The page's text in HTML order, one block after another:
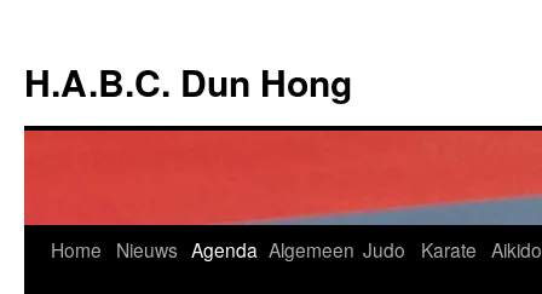
de
inhoud
H.A.B.C. Dun Hong
Home Nieuws Agenda Algemeen Judo Karate Aikido